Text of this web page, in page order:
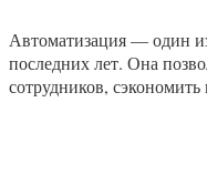
Автоматизация — один
последних лет. Она
сотрудников,